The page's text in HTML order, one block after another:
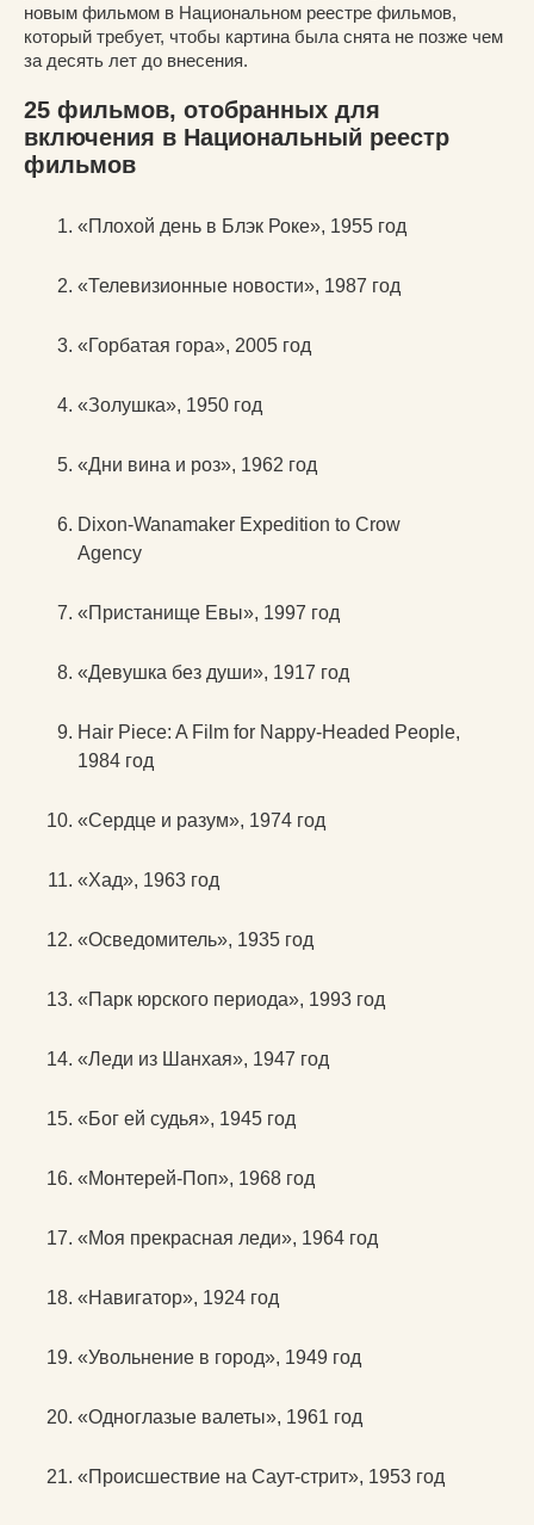
новым фильмом в Национальном реестре фильмов,
который требует, чтобы картина была снята не позже чем
за десять лет до внесения.
25 фильмов, отобранных для
включения в Национальный реестр
фильмов
«Плохой день в Блэк Роке», 1955 год
«Телевизионные новости», 1987 год
«Горбатая гора», 2005 год
«Золушка», 1950 год
«Дни вина и роз», 1962 год
Dixon-Wanamaker Expedition to Crow
Agency
«Пристанище Евы», 1997 год
«Девушка без души», 1917 год
Hair Piece: A Film for Nappy-Headed People,
1984 год
«Сердце и разум», 1974 год
«Хад», 1963 год
«Осведомитель», 1935 год
«Парк юрского периода», 1993 год
«Леди из Шанхая», 1947 год
«Бог ей судья», 1945 год
«Монтерей-Поп», 1968 год
«Моя прекрасная леди», 1964 год
«Навигатор», 1924 год
«Увольнение в город», 1949 год
«Одноглазые валеты», 1961 год
«Происшествие на Саут-стрит», 1953 год